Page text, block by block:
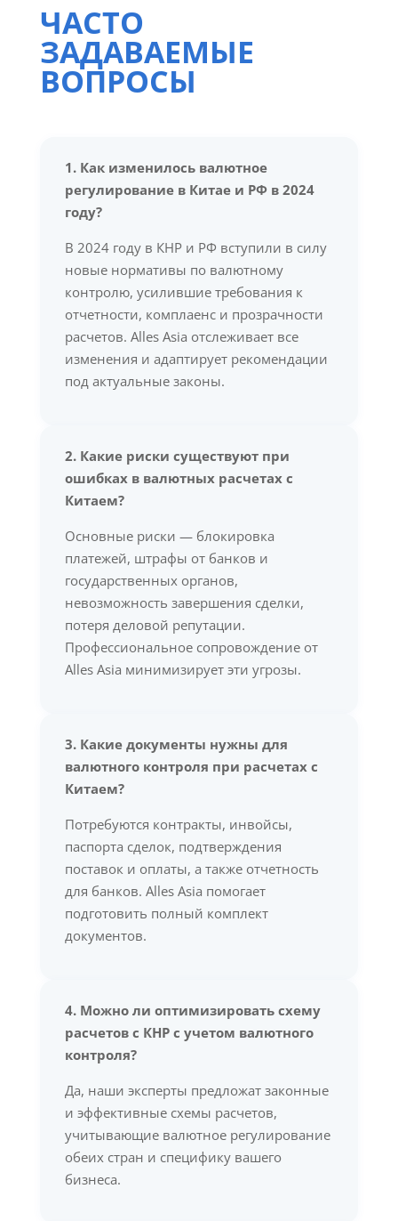
ЧАСТО
ЗАДАВАЕМЫЕ
ВОПРОСЫ
1. Как изменилось валютное
регулирование в Китае и РФ в 2024
году?
В 2024 году в КНР и РФ вступили в силу
новые нормативы по валютному
контролю, усилившие требования к
отчетности, комплаенс и прозрачности
расчетов. Alles Asia отслеживает все
изменения и адаптирует рекомендации
под актуальные законы.
2. Какие риски существуют при
ошибках в валютных расчетах с
Китаем?
Основные риски — блокировка
платежей, штрафы от банков и
государственных органов,
невозможность завершения сделки,
потеря деловой репутации.
Профессиональное сопровождение от
Alles Asia минимизирует эти угрозы.
3. Какие документы нужны для
валютного контроля при расчетах с
Китаем?
Потребуются контракты, инвойсы,
паспорта сделок, подтверждения
поставок и оплаты, а также отчетность
для банков. Alles Asia помогает
подготовить полный комплект
документов.
4. Можно ли оптимизировать схему
расчетов с КНР с учетом валютного
контроля?
Да, наши эксперты предложат законные
и эффективные схемы расчетов,
учитывающие валютное регулирование
обеих стран и специфику вашего
бизнеса.